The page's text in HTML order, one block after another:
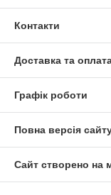
Контакти
Доставка та
Графік роботи
Повна версія
Сайт створено на